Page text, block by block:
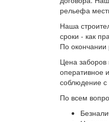
рельефа
Наша
сроки - как
По
Цена заборов
оперативное
соблюдение с
По всем